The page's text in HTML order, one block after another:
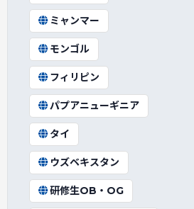
ミャンマー
モンゴル
フィリピン
パプアニューギニア
タイ
ウズベキスタン
研修生OB・OG